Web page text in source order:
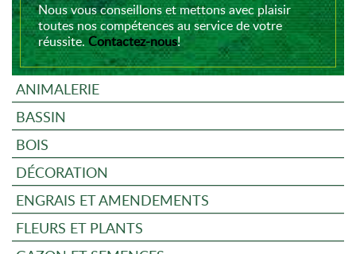
Nous vous conseillons et mettons avec plaisir
toutes nos compétences au service de votre
réussite.Contactez-nous!
ANIMALERIE
BASSIN
BOIS
DÉCORATION
ENGRAIS ET AMENDEMENTS
FLEURS ET PLANTS